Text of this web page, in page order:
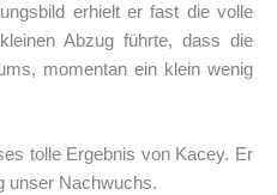
erhielt er fast die volle
Abzug führte, dass die
momentan ein klein wenig
tolle Ergebnis von Kacey. Er
unser Nachwuchs.